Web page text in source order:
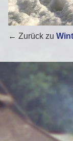
← Zurück zu